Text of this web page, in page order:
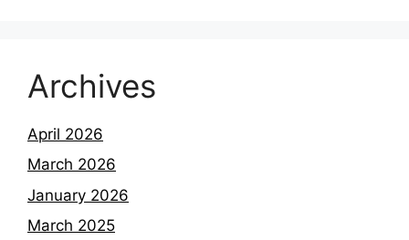
Archives
April 2026
March 2026
January 2026
March 2025